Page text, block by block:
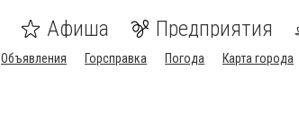
Афиша Предприятия
Объявления Горсправка Погода Карта города